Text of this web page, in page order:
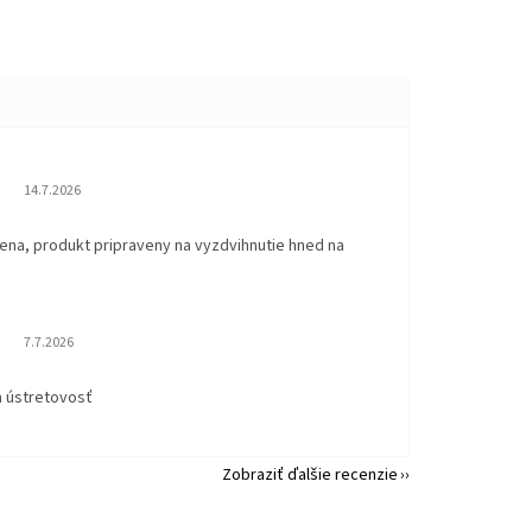
Hodnotenie obchodu je 5 z 5 hviezdičiek.
14.7.2026
produkt pripraveny na vyzdvihnutie hned na
Hodnotenie obchodu je 5 z 5 hviezdičiek.
7.7.2026
ústretovosť
Zobraziť ďalšie recenzie